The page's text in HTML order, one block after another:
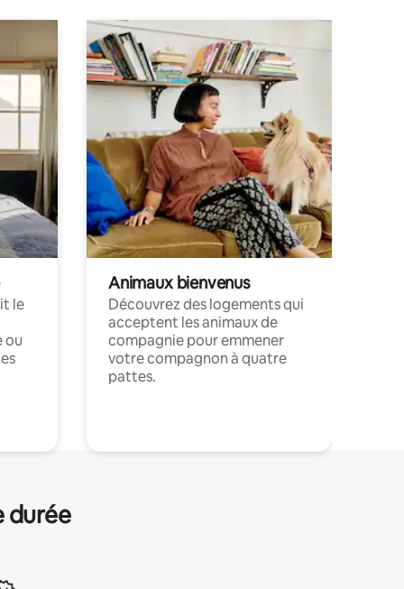
le
ou
Animaux bienvenus
Découvrez des logements qui
acceptent les animaux de
compagnie pour emmener
votre compagnon à quatre
pattes.
durée